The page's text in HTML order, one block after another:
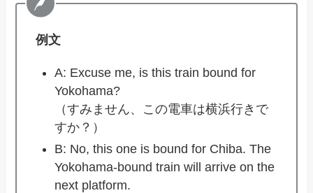
例文
A: Excuse me, is this train bound for
Yokohama?
（すみません、この電車は横浜行きで
すか？）
B: No, this one is bound for Chiba. The
Yokohama-bound train will arrive on the
next platform.